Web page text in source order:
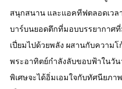
สนุกสนาน และแอคทีฟตลอดเวล
บาร์บนยอดตึกที่มอบบรรยากาศ
เปี่ยมไปด้วยพลัง ผสานกับความโ
พระอาทิตย์กำลังลับขอบฟ้าในวั
พิเศษจะได้อิ่มเอมใจกับทัศนียภา